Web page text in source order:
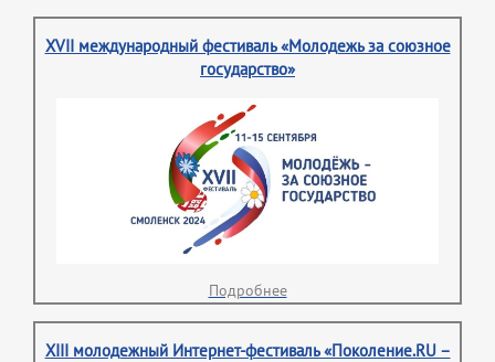
XVII международный фестиваль «Молодежь за союзное
государство»
Подробнее
XIII молодежный Интернет-фестиваль «Поколение.RU –